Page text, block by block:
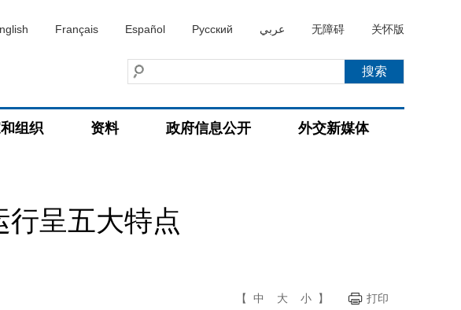
Français Español Русский عربي 无障碍 关怀版
组织 资料 政府信息公开 外交新媒体
行呈五大特点
【 中 大 小 】 打印